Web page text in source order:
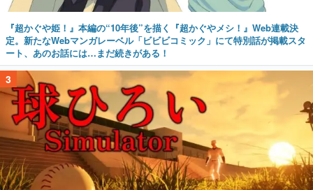
『超かぐや姫！』本編の“10年後”を描く『超かぐやメシ！』Web連載決
定。新たなWebマンガレーベル「ビビビコミック」にて特別話が掲載スタ
ート、あのお話には…まだ続きがある！
3